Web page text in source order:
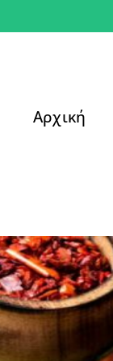
Αρχική